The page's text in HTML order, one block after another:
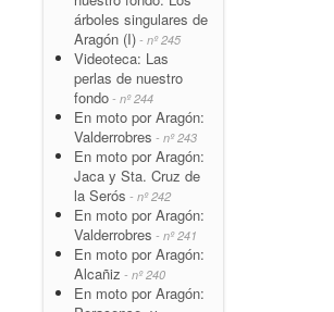
árboles singulares de
Aragón (I) - nº 245
Videoteca: Las
perlas de nuestro
fondo - nº 244
En moto por Aragón:
Valderrobres - nº 243
En moto por Aragón:
Jaca y Sta. Cruz de
la Serós - nº 242
En moto por Aragón:
Valderrobres - nº 241
En moto por Aragón:
Alcañiz - nº 240
En moto por Aragón: